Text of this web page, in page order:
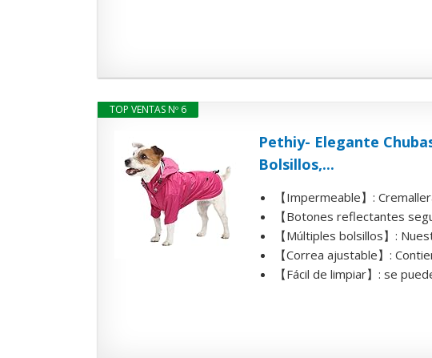
TOP VENTAS Nº 6
Pethiy- Elegante
Bolsillos,...
【Impermeable】:
【Botones reflectantes
【Múltiples bolsillos】:
【Correa ajustable】:
【Fácil de limpiar】: se